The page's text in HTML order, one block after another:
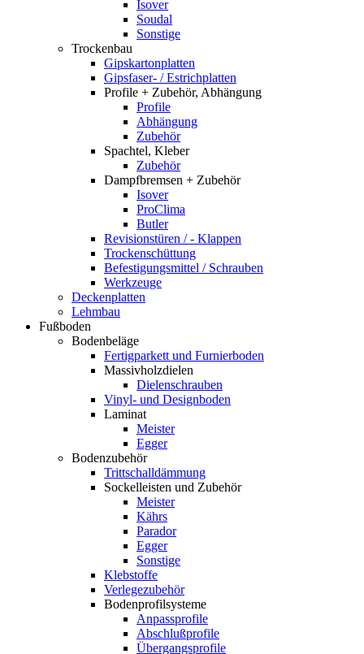
Isover
Soudal
Sonstige
Trockenbau
Gipskartonplatten
Gipsfaser- / Estrichplatten
Profile + Zubehör, Abhängung
Profile
Abhängung
Zubehör
Spachtel, Kleber
Zubehör
Dampfbremsen + Zubehör
Isover
ProClima
Butler
Revisionstüren / - Klappen
Trockenschüttung
Befestigungsmittel / Schrauben
Werkzeuge
Deckenplatten
Lehmbau
Fußboden
Bodenbeläge
Fertigparkett und Furnierboden
Massivholzdielen
Dielenschrauben
Vinyl- und Designboden
Laminat
Meister
Egger
Bodenzubehör
Trittschalldämmung
Sockelleisten und Zubehör
Meister
Kährs
Parador
Egger
Sonstige
Klebstoffe
Verlegezubehör
Bodenprofilsysteme
Anpassprofile
Abschlußprofile
Übergangsprofile